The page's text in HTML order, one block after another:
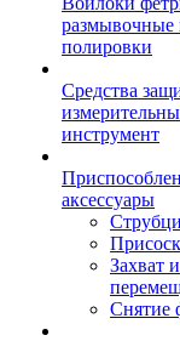
размывочные
полировки
Средства
инструмент
аксессуары
Захват и
Снятие